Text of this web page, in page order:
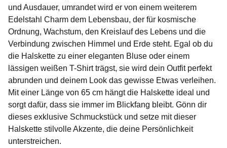
und Ausdauer, umrandet wird er von einem weiterem
Edelstahl Charm dem Lebensbau, der für kosmische
Ordnung, Wachstum, den Kreislauf des Lebens und die
Verbindung zwischen Himmel und Erde steht. Egal ob du
die Halskette zu einer eleganten Bluse oder einem
lässigen weißen T-Shirt trägst, sie wird dein Outfit perfekt
abrunden und deinem Look das gewisse Etwas verleihen.
Mit einer Länge von 65 cm hängt die Halskette ideal und
sorgt dafür, dass sie immer im Blickfang bleibt. Gönn dir
dieses exklusive Schmuckstück und setze mit dieser
Halskette stilvolle Akzente, die deine Persönlichkeit
unterstreichen.